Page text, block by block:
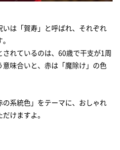
は「賀寿」と呼ばれ、それぞれ
れているのは、60歳で干支が1周
味合いと、赤は「魔除け」の色
系統色」をテーマに、おしゃれ